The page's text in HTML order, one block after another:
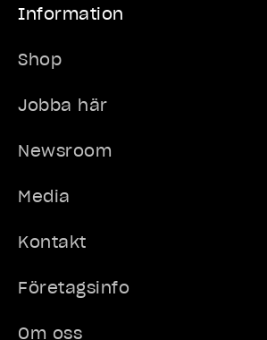
Information
Shop
Jobba här
Newsroom
Media
Kontakt
Företagsinfo
Om oss